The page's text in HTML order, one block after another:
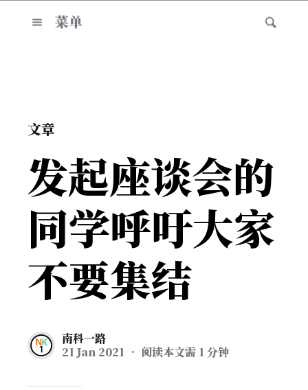
菜单
文章
发起座谈会的
同学呼吁大家
不要集结
南科一路
21 Jan 2021 • 阅读本文需 1 分钟